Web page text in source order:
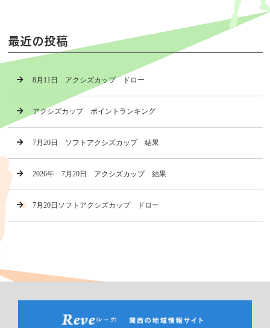
最近の投稿
8月11日 アクシズカップ ドロー
アクシズカップ ポイントランキング
7月20日 ソフトアクシズカップ 結果
2026年 7月20日 アクシズカップ 結果
7月20日ソフトアクシズカップ ドロー